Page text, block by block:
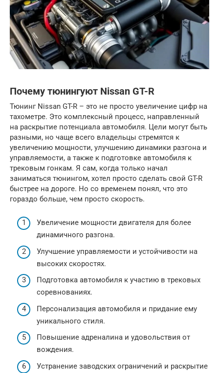
Почему тюнингуют Nissan GT-R
Тюнинг Nissan GT-R – это не просто увеличение цифр на
тахометре. Это комплексный процесс, направленный
на раскрытие потенциала автомобиля. Цели могут быть
разными, но чаще всего владельцы стремятся к
увеличению мощности, улучшению динамики разгона и
управляемости, а также к подготовке автомобиля к
трековым гонкам. Я сам, когда только начал
заниматься тюнингом, хотел просто сделать свой GT-R
быстрее на дороге. Но со временем понял, что это
гораздо больше, чем просто скорость.
Увеличение мощности двигателя для более
динамичного разгона.
Улучшение управляемости и устойчивости на
высоких скоростях.
Подготовка автомобиля к участию в трековых
соревнованиях.
Персонализация автомобиля и придание ему
уникального стиля.
Повышение адреналина и удовольствия от
вождения.
Устранение заводских ограничений и раскрытие